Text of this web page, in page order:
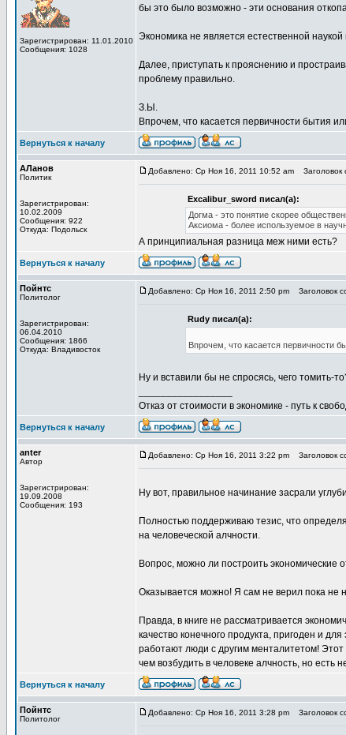
Зарегистрирован: 11.01.2010
Сообщения: 1028
бы это было возможно - эти основания
Экономика не является естественной
Далее, приступать к прояснению и
проблему правильно.
З.Ы.
Впрочем, что касается первичности бытия
Вернуться к началу
АЛанов
Политик
Зарегистрирован:
10.02.2009
Сообщения: 922
Откуда: Подольск
Добавлено: Ср Ноя 16, 2011 10:52 am Заголовок
Excalibur_sword писал(а):
Догма - это понятие скорее
Аксиома - более используемое в
А принципиальная разница меж ними есть?
Вернуться к началу
Пойнтс
Политолог
Зарегистрирован:
06.04.2010
Сообщения: 1866
Откуда: Владивосток
Добавлено: Ср Ноя 16, 2011 2:50 pm Заголовок
Rudy писал(а):
Впрочем, что касается первичности
Ну и вставили бы не спросясь, чего томить-
Отказ от стоимости в экономике - путь к
Вернуться к началу
anter
Автор
Зарегистрирован:
19.09.2008
Сообщения: 193
Добавлено: Ср Ноя 16, 2011 3:22 pm Заголовок
Ну вот, правильное начинание засрали
Полностью поддерживаю тезис, что
на человеческой алчности.
Вопрос, можно ли построить экономические
Оказывается можно! Я сам не верил пока не
Правда, в книге не рассматривается
качество конечного продукта, пригоден и
работают люди с другим менталитетом!
чем возбудить в человеке алчность, но
Вернуться к началу
Пойнтс
Политолог
Добавлено: Ср Ноя 16, 2011 3:28 pm Заголовок